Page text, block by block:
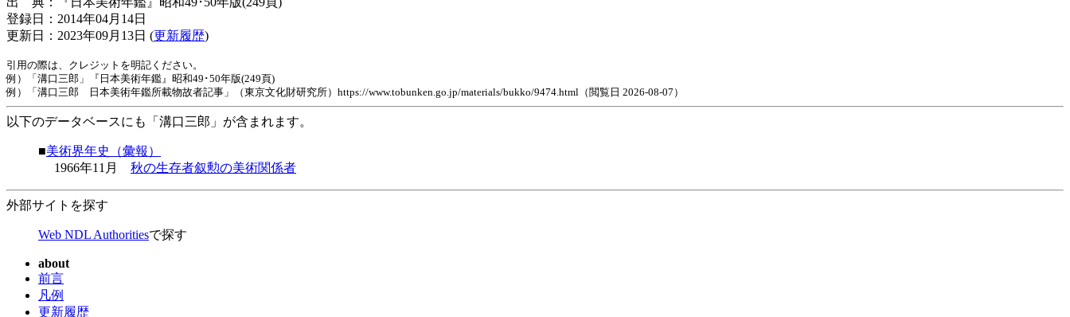
登録日：2014年04月14日
更新日：2023年09月13日 (更新履歴)
引用の際は、クレジットを明記ください。
例）「溝口三郎」『日本美術年鑑』昭和49･50年版(249頁)
例）「溝口三郎 日本美術年鑑所載物故者記事」（東京文化財研究所）https://www.tobunken.go.jp/materials/bukko/9474.html（閲覧日 2026-08-07）
以下のデータベースにも「溝口三郎」が含まれます。
■美術界年史（彙報）
1966年11月 秋の生存者叙勲の美術関係者
外部サイトを探す
Web NDL Authoritiesで探す
about
前言
凡例
更新履歴